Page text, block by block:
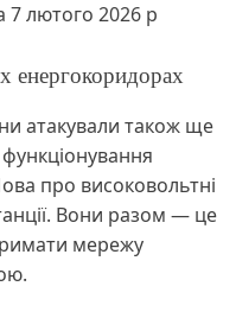
7 лютого 2026 р
енергокоридорах
атакували також ще
про високовольтні
Вони разом — це
мережу